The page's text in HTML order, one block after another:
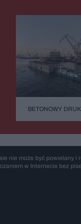
BETONOWY
nie może być powielany
w Internecie bez